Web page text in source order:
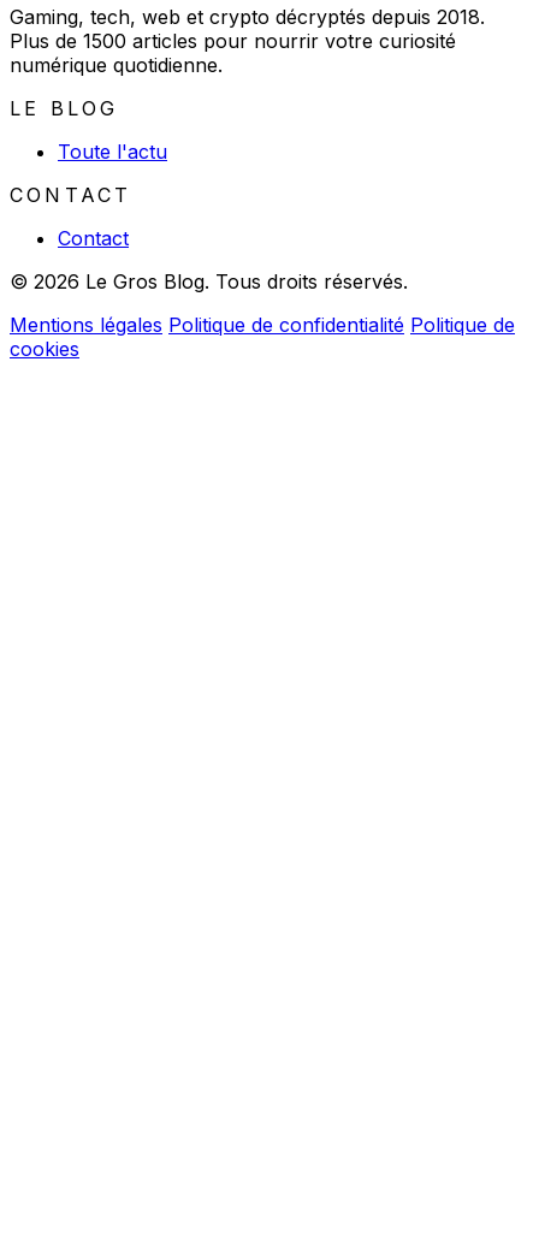
Gaming, tech, web et crypto décryptés depuis 2018.
Plus de 1500 articles pour nourrir votre curiosité
numérique quotidienne.
LE BLOG
Toute l'actu
CONTACT
Contact
© 2026 Le Gros Blog. Tous droits réservés.
Mentions légales Politique de confidentialité Politique de
cookies